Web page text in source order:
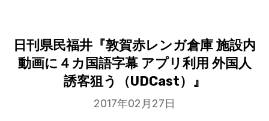
日刊県民福井『敦賀赤レンガ倉庫 施設内
動画に４カ国語字幕 アプリ利用 外国人
誘客狙う（UDCast）』
2017年02月27日